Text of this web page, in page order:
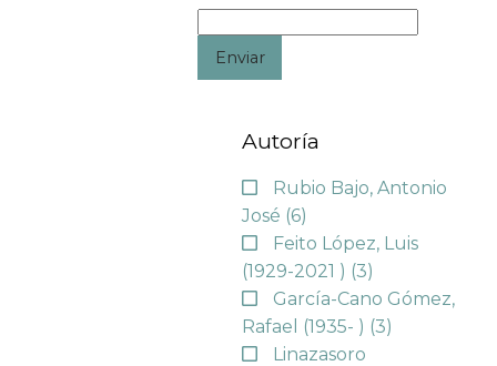
Enviar
Autoría
Rubio Bajo, Antonio
José (6)
Feito López, Luis
(1929-2021 ) (3)
García-Cano Gómez,
Rafael (1935- ) (3)
Linazasoro